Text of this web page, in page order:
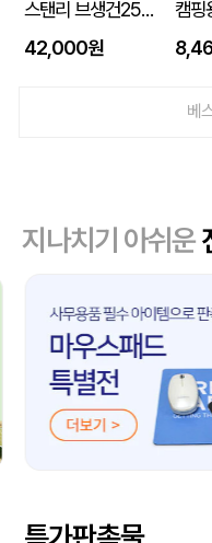
스탠리 브생건250호(스탠리 아이스플로우 플립591ml+5단 6K UV암막양우산 파우치포함)
42,000원
베
지나치기 아쉬운